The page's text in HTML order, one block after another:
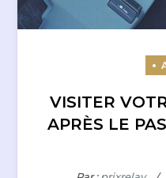
VISITER
APRÈS LE